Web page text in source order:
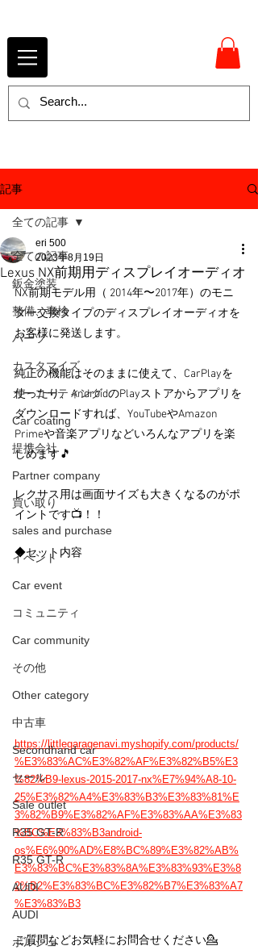
記事
全ての記事
鈑金塗装
整備、車検
パーツ
カスタマイズ
カーコーティング
Car coating
提携会社
Partner company
買い取り
sales and purchase
イベント
Car event
コミュニティ
Car community
その他
Other category
中古車
Secondhand car
セール
Sale outlet
R35 GT-R
R35 GT-R
AUDI
AUDI
ポルシェ
全ての記事
Lexus NX前期用ディスプレイオーディオ
eri 500
2023年8月19日
NX前期モデル用（ 2014年〜2017年）のモニ
ター交換タイプのディスプレイオーディオを
お客様に発送します。
純正の機能はそのままに使えて、CarPlayを
使ったり、AndroidのPlayストアからアプリを
ダウンロードすれば、YouTubeやAmazon
Primeや音楽アプリなどいろんなアプリを楽
しめます🎵
レクサス用は画面サイズも大きくなるのがポ
イントです📺！！
◆セット内容
https://littlegaragenavi.myshopify.com/products/
%E3%83%AC%E3%82%AF%E3%82%B5%E3
%82%B9-lexus-2015-2017-nx%E7%94%A8-10-
25%E3%82%A4%E3%83%B3%E3%83%81%E
3%82%B9%E3%82%AF%E3%83%AA%E3%83
%BC%E3%83%B3android-
os%E6%90%AD%E8%BC%89%E3%82%AB%
E3%83%BC%E3%83%8A%E3%83%93%E3%8
2%B2%E3%83%BC%E3%82%B7%E3%83%A7
%E3%83%B3
ご質問などお気軽にお問合せください💁